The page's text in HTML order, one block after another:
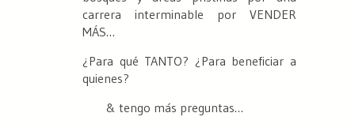
carrera interminable por VENDER
MÁS…
¿Para qué TANTO? ¿Para beneficiar a
quienes?
& tengo más preguntas…